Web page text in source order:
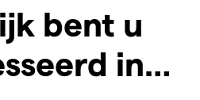
bent u
in…